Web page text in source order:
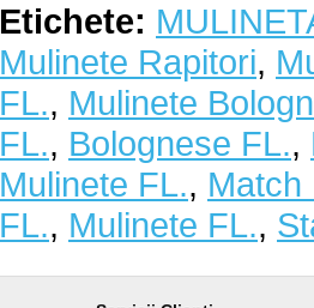
Etichete:
Mulinete Rapitori,
FL., Mulinete
FL., Bolognese FL.,
Mulinete FL., Match
FL., Mulinete FL.,